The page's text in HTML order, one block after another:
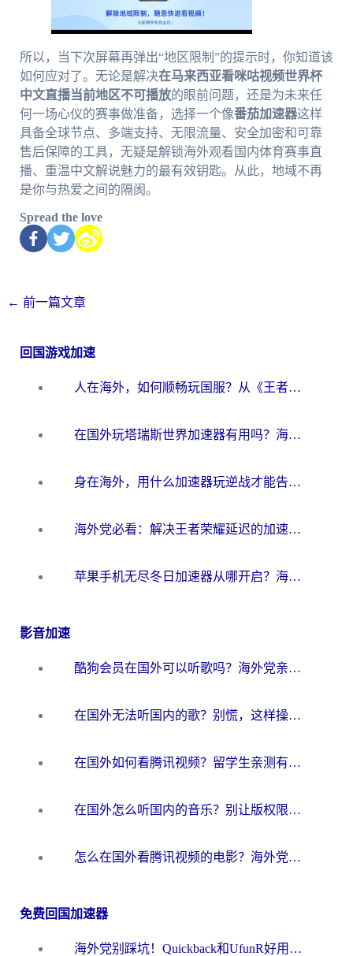
所以，当下次屏幕再弹出“地区限制”的提示时，你知道该
如何应对了。无论是解决在马来西亚看咪咕视频世界杯
中文直播当前地区不可播放的眼前问题，还是为未来任
何一场心仪的赛事做准备，选择一个像番茄加速器这样
具备全球节点、多端支持、无限流量、安全加密和可靠
售后保障的工具，无疑是解锁海外观看国内体育赛事直
播、重温中文解说魅力的最有效钥匙。从此，地域不再
是你与热爱之间的隔阂。
Spread the love
← 前一篇文章
回国游戏加速
人在海外，如何顺畅玩国服？从《王者荣耀》到《云图计划》的加速器终极指南
在国外玩塔瑞斯世界加速器有用吗？海外玩家亲测后的真实答案
身在海外，用什么加速器玩逆战才能告别延迟？
海外党必看：解决王者荣耀延迟的加速器终极指南——从EVE到猫和老鼠，一个工具全搞定
苹果手机无尽冬日加速器从哪开启？海外玩家的冬日生存指南
影音加速
酷狗会员在国外可以听歌吗？海外党亲测有效：3步解决音乐权限难题
在国外无法听国内的歌？别慌，这样操作就能畅听QQ音乐（附亲测加速器推荐）
在国外如何看腾讯视频？留学生亲测有效的回国加速方案
在国外怎么听国内的音乐？别让版权限制断了你的华语歌单
怎么在国外看腾讯视频的电影？海外党亲测有效的回国加速指南
免费回国加速器
海外党别踩坑！Quickback和UfunR好用吗？选对回国加速器才能无缝刷国内资源